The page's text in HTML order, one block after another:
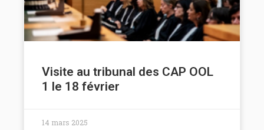
Visite au tribunal des CAP OOL
1 le 18 février
14 mars 2025